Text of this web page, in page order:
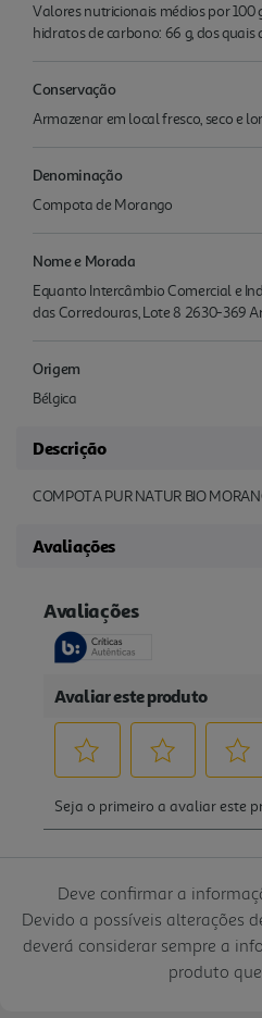
Valores nutricionais médios por 100
hidratos de carbono: 66 g, dos quais
Conservação
Armazenar em local fresco, seco e
Denominação
Compota de Morango
Nome e Morada
Equanto Intercâmbio Comercial e
das Corredouras, Lote 8 2630-369
Origem
Bélgica
Descrição
COMPOTA PUR NATUR BIO
Avaliações
Deve confirmar a
Devido a possíveis alterações
deverá considerar sempre a
produto que